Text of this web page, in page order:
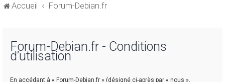
Accueil Forum-Debian.fr
Forum-Debian.fr - Conditions
d’utilisation
En accédant à « Forum-Debian.fr » (désigné ci-après par « nous »,